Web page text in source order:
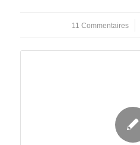
11 Commentaires
/